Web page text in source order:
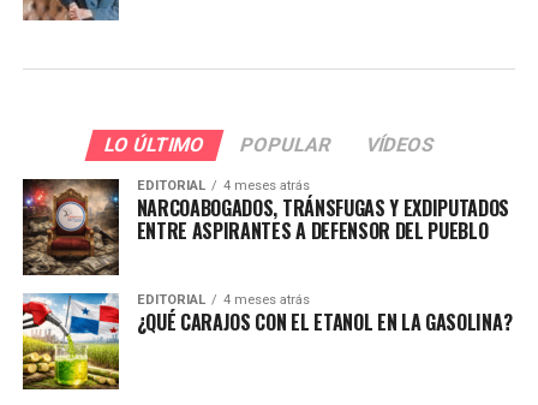
LO ÚLTIMO POPULAR VÍDEOS
EDITORIAL 4 meses atrás
NARCOABOGADOS, TRÁNSFUGAS Y EXDIPUTADOS
ENTRE ASPIRANTES A DEFENSOR DEL PUEBLO
EDITORIAL 4 meses atrás
¿QUÉ CARAJOS CON EL ETANOL EN LA GASOLINA?